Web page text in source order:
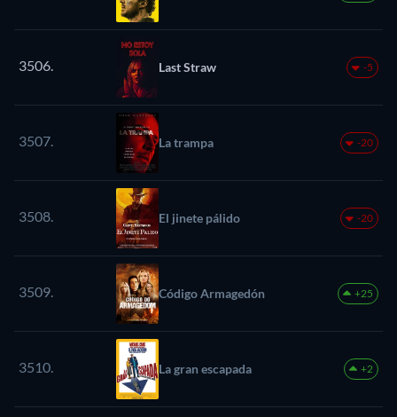
3506. Last Straw -5
3507. La trampa -20
3508. El jinete pálido -20
3509. Código Armagedón +25
3510. La gran escapada +2